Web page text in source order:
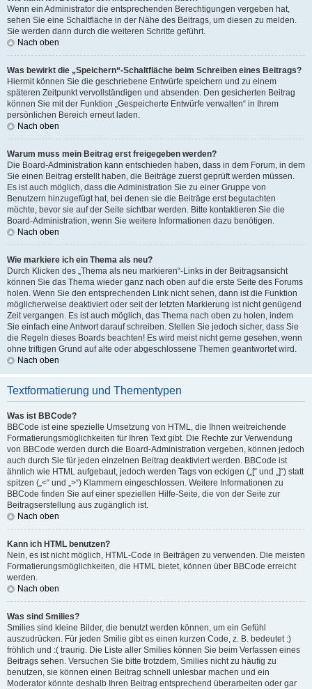
Wenn ein Administrator die entsprechenden Berechtigungen vergeben hat,
sehen Sie eine Schaltfläche in der Nähe des Beitrags, um diesen zu melden.
Sie werden dann durch die weiteren Schritte geführt.
Nach oben
Was bewirkt die „Speichern“-Schaltfläche beim Schreiben eines Beitrags?
Hiermit können Sie die geschriebene Entwürfe speichern und zu einem
späteren Zeitpunkt vervollständigen und absenden. Den gesicherten Beitrag
können Sie mit der Funktion „Gespeicherte Entwürfe verwalten“ in Ihrem
persönlichen Bereich erneut laden.
Nach oben
Warum muss mein Beitrag erst freigegeben werden?
Die Board-Administration kann entschieden haben, dass in dem Forum, in dem
Sie einen Beitrag erstellt haben, die Beiträge zuerst geprüft werden müssen.
Es ist auch möglich, dass die Administration Sie zu einer Gruppe von
Benutzern hinzugefügt hat, bei denen sie die Beiträge erst begutachten
möchte, bevor sie auf der Seite sichtbar werden. Bitte kontaktieren Sie die
Board-Administration, wenn Sie weitere Informationen dazu benötigen.
Nach oben
Wie markiere ich ein Thema als neu?
Durch Klicken des „Thema als neu markieren“-Links in der Beitragsansicht
können Sie das Thema wieder ganz nach oben auf die erste Seite des Forums
holen. Wenn Sie den entsprechenden Link nicht sehen, dann ist die Funktion
möglicherweise deaktiviert oder seit der letzten Markierung ist nicht genügend
Zeit vergangen. Es ist auch möglich, das Thema nach oben zu holen, indem
Sie einfach eine Antwort darauf schreiben. Stellen Sie jedoch sicher, dass Sie
die Regeln dieses Boards beachten! Es wird meist nicht gerne gesehen, wenn
ohne triftigen Grund auf alte oder abgeschlossene Themen geantwortet wird.
Nach oben
Textformatierung und Thementypen
Was ist BBCode?
BBCode ist eine spezielle Umsetzung von HTML, die Ihnen weitreichende
Formatierungsmöglichkeiten für Ihren Text gibt. Die Rechte zur Verwendung
von BBCode werden durch die Board-Administration vergeben, können jedoch
auch durch Sie für jeden einzelnen Beitrag deaktiviert werden. BBCode ist
ähnlich wie HTML aufgebaut, jedoch werden Tags von eckigen („[“ und „]“) statt
spitzen („<“ und „>“) Klammern eingeschlossen. Weitere Informationen zu
BBCode finden Sie auf einer speziellen Hilfe-Seite, die von der Seite zur
Beitragserstellung aus zugänglich ist.
Nach oben
Kann ich HTML benutzen?
Nein, es ist nicht möglich, HTML-Code in Beiträgen zu verwenden. Die meisten
Formatierungsmöglichkeiten, die HTML bietet, können über BBCode erreicht
werden.
Nach oben
Was sind Smilies?
Smilies sind kleine Bilder, die benutzt werden können, um ein Gefühl
auszudrücken. Für jeden Smilie gibt es einen kurzen Code, z. B. bedeutet :)
fröhlich und :( traurig. Die Liste aller Smilies können Sie beim Verfassen eines
Beitrags sehen. Versuchen Sie bitte trotzdem, Smilies nicht zu häufig zu
benutzen, sie können einen Beitrag schnell unlesbar machen und ein
Moderator könnte deshalb Ihren Beitrag entsprechend überarbeiten oder gar